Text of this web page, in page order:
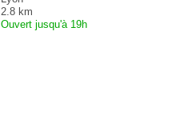
2.8 km
Ouvert jusqu'à 19h